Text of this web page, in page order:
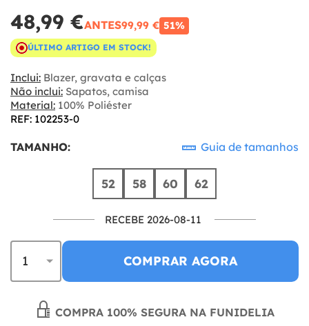
48,99 €ANTES99,99 € 51%
ÚLTIMO ARTIGO EM STOCK!
Inclui: Blazer, gravata e calças
Não inclui: Sapatos, camisa
Material: 100% Poliéster
REF: 102253-0
TAMANHO: Guia de tamanhos
52 58 60 62
RECEBE 2026-08-11
COMPRAR AGORA
COMPRA 100% SEGURA NA FUNIDELIA